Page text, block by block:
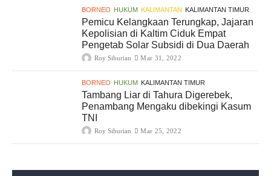
BORNEO HUKUM KALIMANTAN KALIMANTAN TIMUR
Pemicu Kelangkaan Terungkap, Jajaran
Kepolisian di Kaltim Ciduk Empat
Pengetab Solar Subsidi di Dua Daerah
Roy Siburian Mar 31, 2022
BORNEO HUKUM KALIMANTAN TIMUR
Tambang Liar di Tahura Digerebek,
Penambang Mengaku dibekingi Kasum
TNI
Roy Siburian Mar 25, 2022